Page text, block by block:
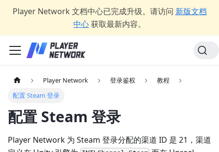
Player Network 文档中心已完成升级。请访问 新版文档
中心获取最新内容。
Player Network 登录鉴权
教程
配置 Steam 登录
配置 Steam 登录
Player Network 为 Steam 登录分配的渠道 ID 是 21，渠道